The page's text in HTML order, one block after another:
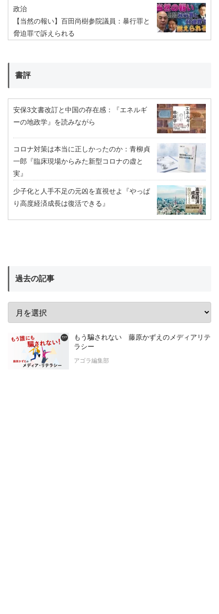
政治
【当然の報い】百田尚樹参院議員：暴行罪と
脅迫罪で訴えられる
書評
安保3文書改訂と中国の存在感：『エネルギ
ーの地政学』を読みながら
コロナ対策は本当に正しかったのか：青柳貞
一郎『臨床現場からみた新型コロナの虚と
実』
少子化と人手不足の元凶を直視せよ『やっぱ
り高度経済成長は復活できる』
過去の記事
もう騙されない 藤原かずえのメディアリテ
ラシー
アゴラ編集部